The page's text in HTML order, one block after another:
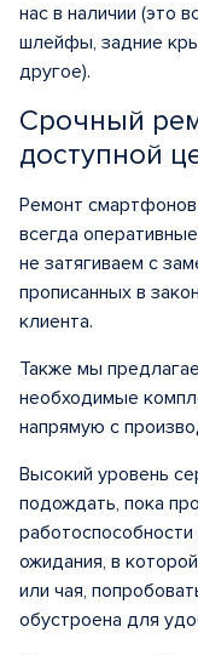
нас в наличии (это
шлейфы, задние
другое).
Срочный
доступной
Ремонт
всегда
не затягиваем с
прописанных в
клиента.
Также мы
необходимые
напрямую с
Высокий уровень
подождать, пока
ожидания, в
или чая,
обустроена для